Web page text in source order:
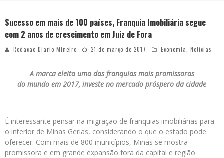
Sucesso em mais de 100 países, Franquia Imobiliária segue
com 2 anos de crescimento em Juiz de Fora
Redacao Diario Mineiro 21 de março de 2017 Economia Notícias
A marca eleita uma das franquias mais promissoras
do mundo em 2017, investe no mercado próspero da cidade
É interessante pensar na migração de franquias imobiliárias para
o interior de Minas Gerias, considerando o que o estado pode
oferecer. Com mais de 800 municípios, Minas se mostra
promissora e em grande expansão fora da capital e região